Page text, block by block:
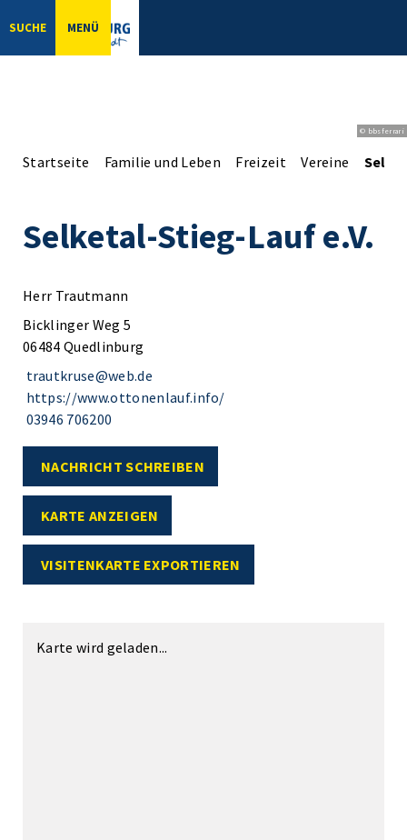
SUCHE MENÜ
© bbsferrari
Startseite Familie und Leben Freizeit Vereine
Selketal-Stieg-Lauf e.V.
Herr Trautmann
Bicklinger Weg 5
06484 Quedlinburg
trautkruse@web.de
https://www.ottonenlauf.info/
03946 706200
NACHRICHT SCHREIBEN
KARTE ANZEIGEN
VISITENKARTE EXPORTIEREN
Karte wird geladen...